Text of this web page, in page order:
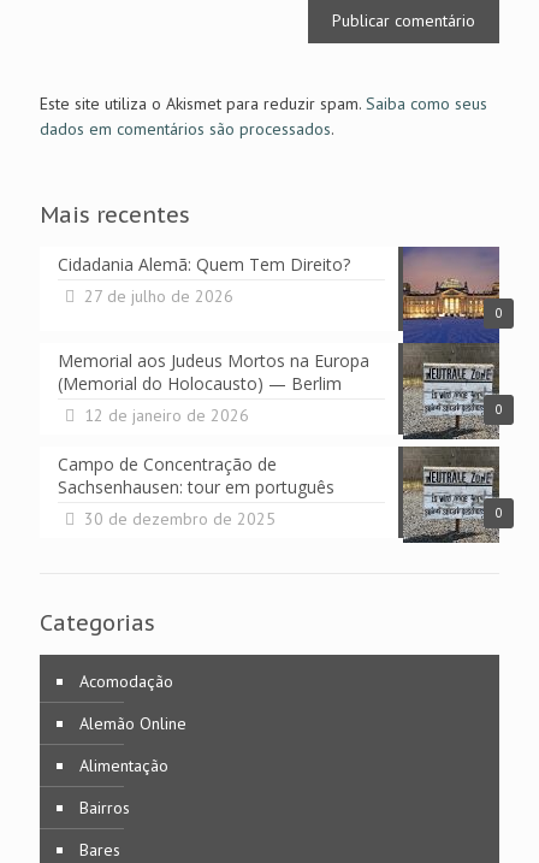
Este site utiliza o Akismet para reduzir spam. Saiba como seus
dados em comentários são processados.
Mais recentes
0
Cidadania Alemã: Quem Tem Direito?
27 de julho de 2026
0
Memorial aos Judeus Mortos na Europa
(Memorial do Holocausto) — Berlim
12 de janeiro de 2026
0
Campo de Concentração de
Sachsenhausen: tour em português
30 de dezembro de 2025
Categorias
Acomodação
Alemão Online
Alimentação
Bairros
Bares